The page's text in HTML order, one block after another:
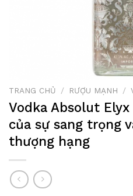
TRANG CHỦ / RƯỢU MẠNH /
Vodka Absolut Elyx
của sự sang trọng
thượng hạng